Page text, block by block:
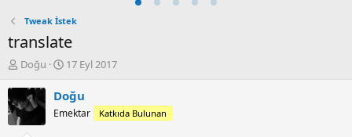
Tweak İstek
translate
K
n
u
S
a
Doğu
B
ş
a
17 Eyl 2017
Doğu
Emektar Katkıda Bulunan